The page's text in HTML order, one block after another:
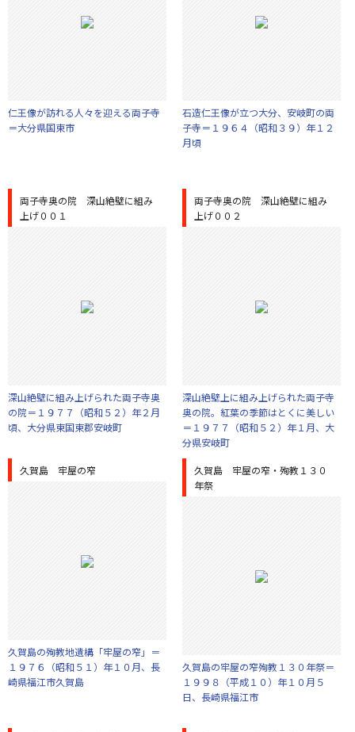
仁王像が訪れる人々を迎える両子寺
＝大分県国東市
石造仁王像が立つ大分、安岐町の両
子寺＝１９６４（昭和３９）年１２
月頃
両子寺奥の院 深山絶壁に組み
上げ００１
深山絶壁に組み上げられた両子寺奥
の院＝１９７７（昭和５２）年２月
頃、大分県東国東郡安岐町
両子寺奥の院 深山絶壁に組み
上げ００２
深山絶壁上に組み上げられた両子寺
奥の院。紅葉の季節はとくに美しい
＝１９７７（昭和５２）年１月、大
分県安岐町
久賀島 牢屋の窄
久賀島の殉教地遺構「牢屋の窄」＝
１９７６（昭和５１）年１０月、長
崎県福江市久賀島
久賀島 牢屋の窄・殉教１３０
年祭
久賀島の牢屋の窄殉教１３０年祭＝
１９９８（平成１０）年１０月５
日、長崎県福江市